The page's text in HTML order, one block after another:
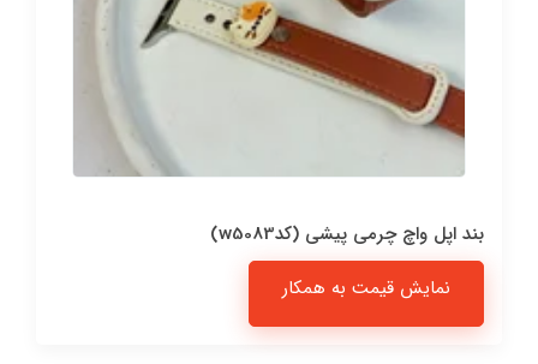
بند اپل واچ چرمی پیشی (کدw5083)
نمایش قیمت به همکار